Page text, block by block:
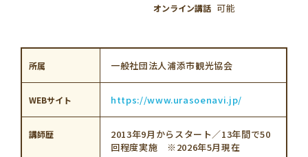
参加者の声
安全･安心
オンライン講話 可能
所属 一般社団法人浦添市観光協会
WEBサイト https://www.urasoenavi.jp/
講師歴
2013年9月からスタート／13年間で50
回程度実施 ※2026年5月現在